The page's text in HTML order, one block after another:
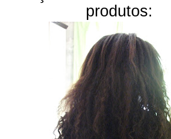
produtos: